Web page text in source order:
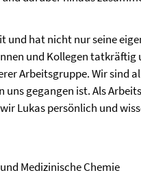
und hat nicht nur seine
und Kollegen
Arbeitsgruppe. Wir sind
uns gegangen ist. Als
Lukas persönlich und
Medizinische Chemie